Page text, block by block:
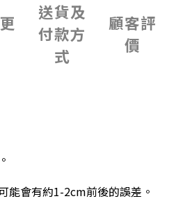
送貨及
付款方
式
顧客評
價
能會有約1-2cm前後的誤差。